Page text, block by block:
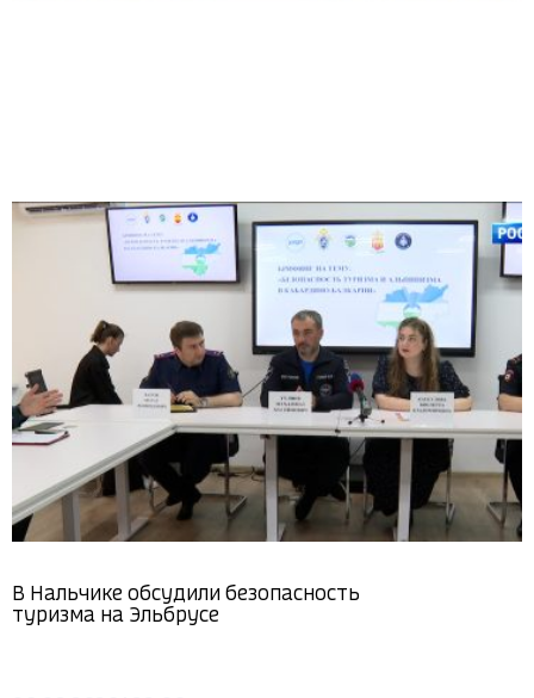
В Нальчике обсудили безопасность
туризма на Эльбрусе